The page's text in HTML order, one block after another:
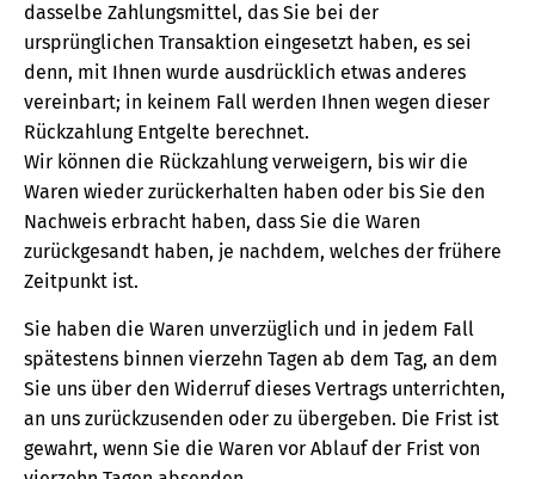
dasselbe Zahlungsmittel, das Sie bei der
ursprünglichen Transaktion eingesetzt haben, es sei
denn, mit Ihnen wurde ausdrücklich etwas anderes
vereinbart; in keinem Fall werden Ihnen wegen dieser
Rückzahlung Entgelte berechnet.
Wir können die Rückzahlung verweigern, bis wir die
Waren wieder zurückerhalten haben oder bis Sie den
Nachweis erbracht haben, dass Sie die Waren
zurückgesandt haben, je nachdem, welches der frühere
Zeitpunkt ist.
Sie haben die Waren unverzüglich und in jedem Fall
spätestens binnen vierzehn Tagen ab dem Tag, an dem
Sie uns über den Widerruf dieses Vertrags unterrichten,
an uns zurückzusenden oder zu übergeben. Die Frist ist
gewahrt, wenn Sie die Waren vor Ablauf der Frist von